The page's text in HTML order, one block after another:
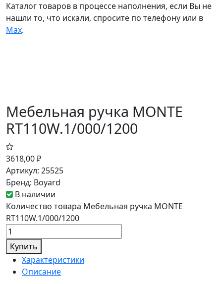
Каталог товаров в процессе наполнения, если Вы не
нашли то, что искали, спросите по телефону или в
Мах.
Мебельная ручка MONTE
RT110W.1/000/1200
3618,00₽
Артикул: 25525
Бренд: Boyard
В наличии
Количество товара Мебельная ручка MONTE
RT110W.1/000/1200
Купить
Характеристики
Описание